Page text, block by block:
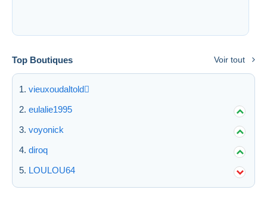
Top Boutiques Voir tout
vieuxoudaltold
eulalie1995
voyonick
diroq
LOULOU64